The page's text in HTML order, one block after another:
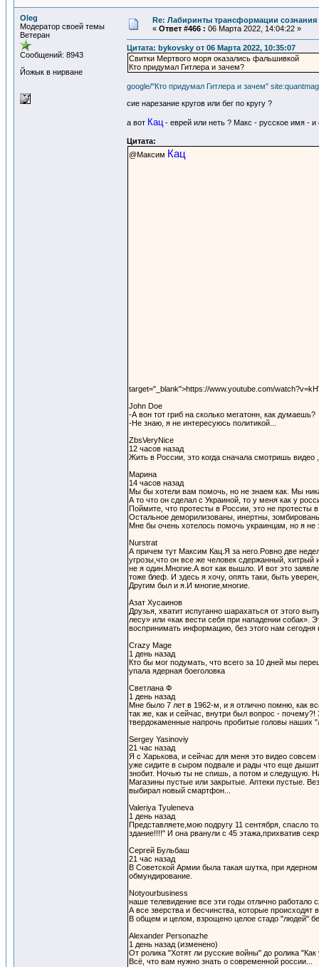
Oleg
Модератор своей темы
Ветеран
Сообщений: 8943
Йожык в нирване
Re: Лабиринты трансформации сознания
« Ответ #466 : 06 Марта 2022, 14:04:22 »
Цитата: bykovsky от 06 Марта 2022, 10:35:07
Свитки Мертвого моря оказались фальшивкой
Кто придумал Гитлера и зачем?
google/"Кто придумал Гитлера и зачем"
сие нарезание кругов или бег по кругу ?
а вот Кац - еврей или неть ? Макс - русское имя - и
Цитата:
@Максим Кац
target="_blank">https://www.youtube.com/
John Doe
-А вон тот гриб на сколько мегатонн, как думаешь?
-Не знаю, я не интересуюсь политикой...
ZbsVeryNice
12 часов назад
Жить в России, это когда сначала смотришь видео
Марина
14 часов назад
Мы бы хотели вам помочь, но не знаем как. Мы
А то что он сделал с Украиной, то у меня как у
Поймите, что протесты в России, это не протесты
Остальное деморилизованы, инертны,
Мне бы очень хотелось помочь украинцам, но я не
Nurstrat
А причем тут Максим Кац.Я за него.Ровно две
угрозы,что он все же человек сдержанный, хитрый
не я один.Многие.А вот как вышло. И вот это
тоже блеф. И здесь я хочу, опять таки, быть
Другим был и я.И многие,многие.
Азат Хусаинов
Друзья, хватит испуганно шарахаться от этого
лесу» или «как вести себя при нападении собак».
воспринимать информацию, без этого нам сегодня
Crazy Mage
1 день назад
Кто бы мог подумать, что всего за 10 дней мы
упала ядерная боеголовка
Светлана Ф
1 день назад
Мне было 7 лет в 1962-м, и я отлично помню, как
так же, как и сейчас, внутри был вопрос -
твердокаменные напрочь пробитые головы наших
Sergey Yasinoviy
21 час назад
Я с Харькова, и сейчас для меня это видео совсем
уже сидите в сыром подвале и рады что еще
знобит. Ночью ты не спишь, а потом и следущую.
Магазины пустые или закрытые. Аптеки пустые.
выбирал новый смартфон...
Valeriya Tyuleneva
1 день назад
Представляете,мою подругу 11 сентября, спасло
здание!!!!" И она рванули с 45 этажа,прихватив
Сергей Бульбаш
21 час назад
В Советской Армии была такая шутка, при
обмундирование.
Notyourbusiness
наше телевидение все эти годы отлично работало
А все зверства и бесчинства, которые
В общем и целом, взрощено целое стадо "людей"
Alexander Personazhe
1 день назад (изменено)
От ролика "Хотят ли русские войны" до ролика
Всё, что вам нужно знать о современной россии...